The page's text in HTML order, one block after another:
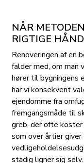
NÅR
RIGTIGE
Renoveringen af en
falder med, om
hører til bygningens
har vi konsekvent
ejendomme fra
fremgangsmåde til
greb, der ofte
som over årtier
stadig ligner sig